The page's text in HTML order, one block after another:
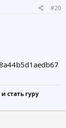
#20
стать гуру